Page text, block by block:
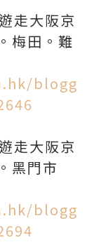
走大阪京
梅田。難
blogg
走大阪京
黑門市
blogg